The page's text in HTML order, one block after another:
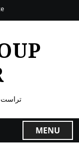
تراست
MENU